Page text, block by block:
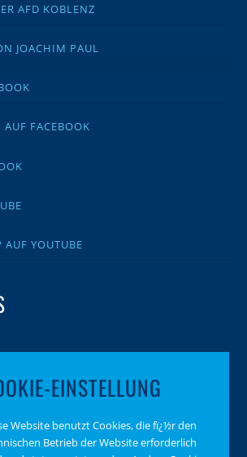
AFD KOBLENZ
JOACHIM PAUL
FACEBOOK
YOUTUBE
EINSTELLUNG
Website benutzt Cookies, die fï¿½r den
Betrieb der Website erforderlich